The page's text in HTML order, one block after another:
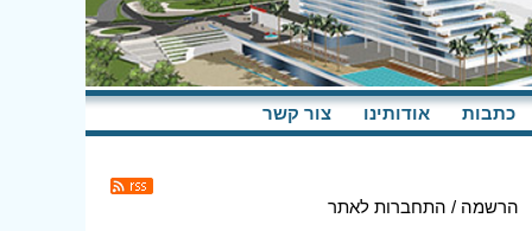
כתבות אודותינו צור קשר
הרשמה / התחברות לאתר